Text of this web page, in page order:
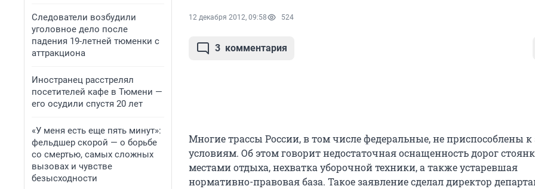
Следователи возбудили
уголовное дело после
падения 19-летней тюменки с
аттракциона
Иностранец расстрелял
посетителей кафе в Тюмени —
его осудили спустя 20 лет
«У меня есть еще пять минут»:
фельдшер скорой — о борьбе
со смертью, самых сложных
вызовах и чувстве
безысходности
12 декабря 2012, 09:58 524
3 комментария
Многие трассы России, в том числе федеральные, не приспособлены
условиям. Об этом говорит недостаточная оснащенность дорог
местами отдыха, нехватка уборочной техники, а также устаревшая
нормативно-правовая база. Такое заявление сделал директор